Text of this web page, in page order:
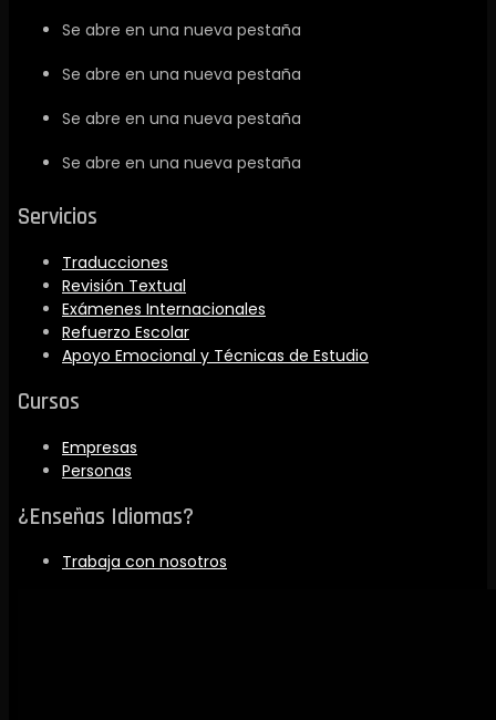
Se abre en una nueva pestaña
Se abre en una nueva pestaña
Se abre en una nueva pestaña
Se abre en una nueva pestaña
Servicios
Traducciones
Revisión Textual
Exámenes Internacionales
Refuerzo Escolar
Apoyo Emocional y Técnicas de Estudio
Cursos
Empresas
Personas
¿Enseñas Idiomas?
Trabaja con nosotros